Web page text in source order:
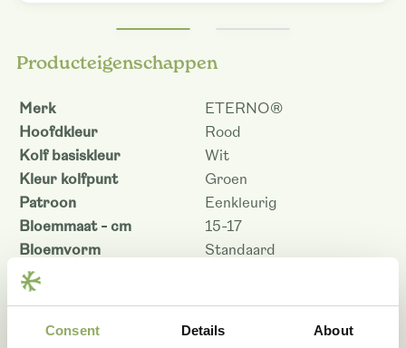
Consent Details About
Producteigenschappen
Merk
ETERNO®
Hoofdkleur
Rood
Kolf basiskleur
Wit
Kleur kolfpunt
Groen
Patroon
Eenkleurig
Bloemmaat - cm
15-17
Bloemvorm
Standaard
Jong blad breken
Bladkwaliteit